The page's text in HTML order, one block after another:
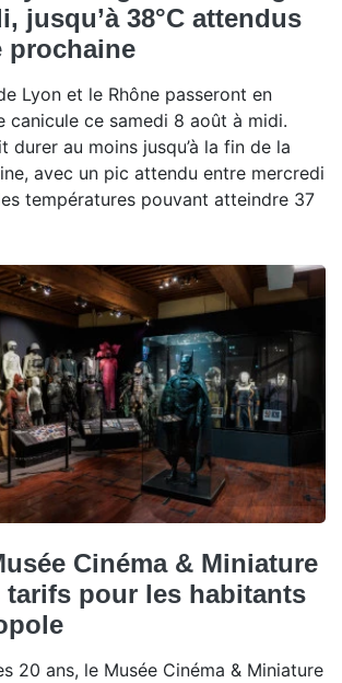
jusqu’à 38°C attendus
prochaine
Lyon et le Rhône passeront en
canicule ce samedi 8 août à midi.
durer au moins jusqu’à la fin de la
avec un pic attendu entre mercredi
températures pouvant atteindre 37
Cinéma & Miniature
tarifs pour les habitants
20 ans, le Musée Cinéma & Miniature